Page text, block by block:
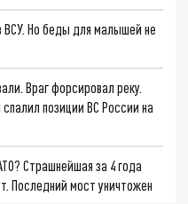
ВСУ. Но беды для малышей не
Враг форсировал реку.
позиции ВС России на
Страшнейшая за 4 года
Последний мост уничтожен